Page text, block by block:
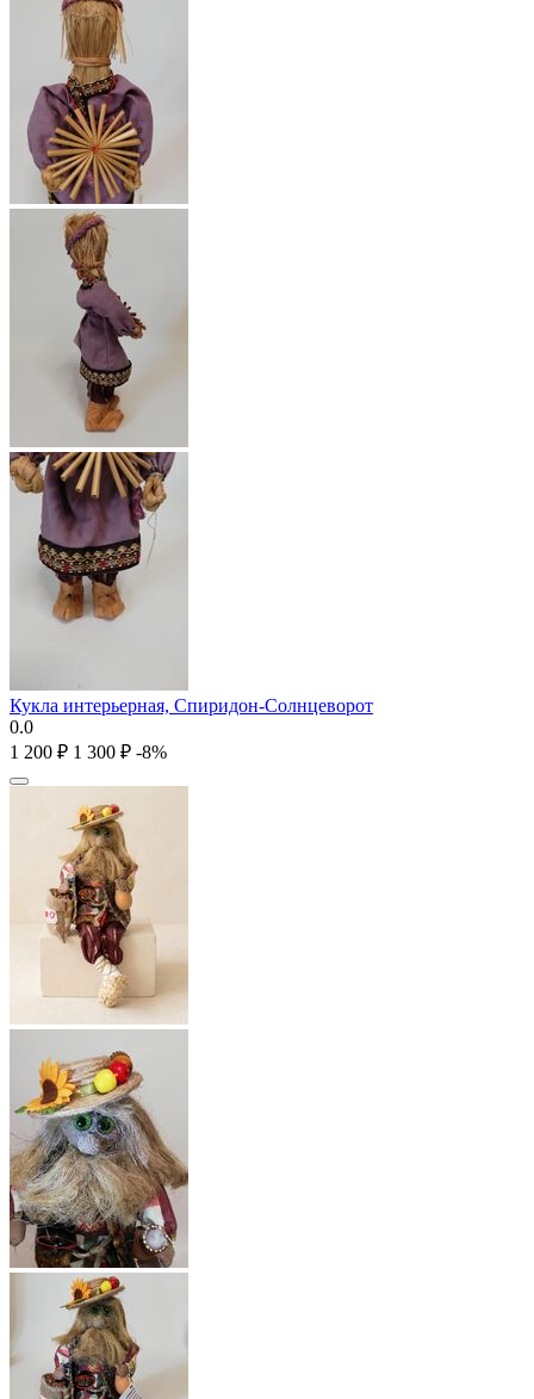
Кукла интерьерная, Спиридон-Солнцеворот
0.0
1 200 ₽ 1 300 ₽ -8%